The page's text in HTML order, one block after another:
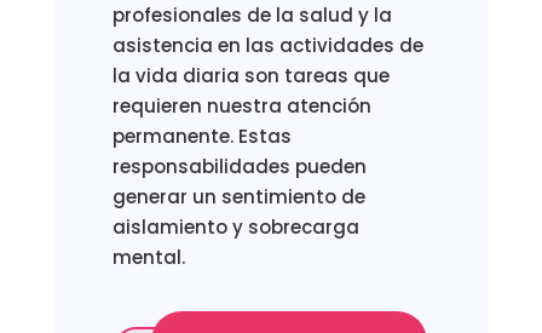
profesionales de la salud y la
asistencia en las actividades de
la vida diaria son tareas que
requieren nuestra atención
permanente. Estas
responsabilidades pueden
generar un sentimiento de
aislamiento y sobrecarga
mental.